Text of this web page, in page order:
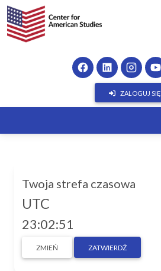
ZALOGUJ SIĘ
Twoja strefa czasowa
UTC
23:02:51
ZMIEŃ ZATWIERDŹ